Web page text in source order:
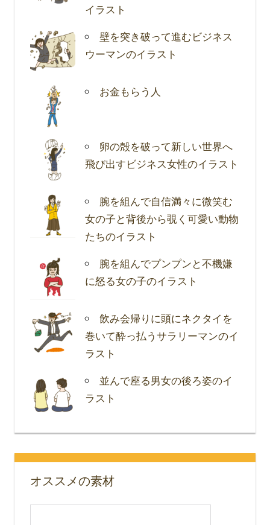
イラスト
壁を突き破って進むビジネス
ウーマンのイラスト
お金もらう人
卵の殻を破って新しい世界へ
飛び出すビジネス女性のイラスト
腕を組んで自信満々に微笑む
女の子と背後から覗く可愛い動物
たちのイラスト
腕を組んでプンプンと不機嫌
に怒る女の子のイラスト
飲み会帰りに頭にネクタイを
巻いて酔っ払うサラリーマンのイ
ラスト
並んで座る男女の後ろ姿のイ
ラスト
オススメの素材